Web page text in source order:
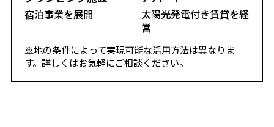
宿泊事業を展開
太陽光発電付き賃貸を経
営
※
土地の条件によって実現可能な活用方法は異なりま
す。詳しくはお気軽にご相談ください。